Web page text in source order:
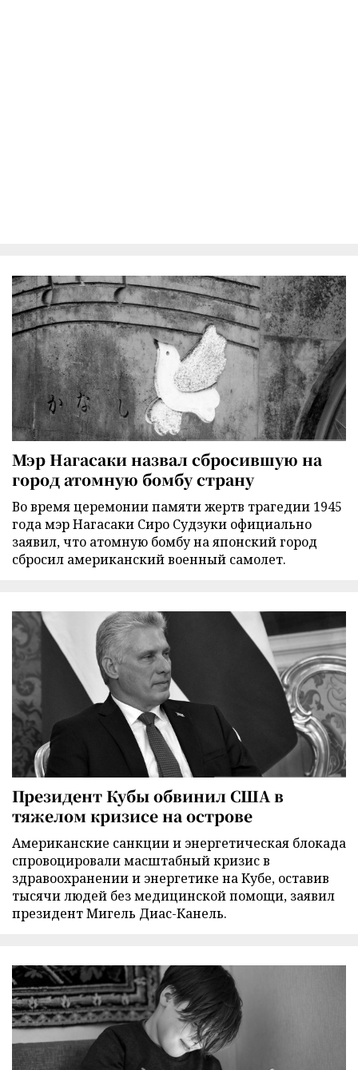
Мэр Нагасаки назвал сбросившую на
город атомную бомбу страну
Во время церемонии памяти жертв трагедии 1945
года мэр Нагасаки Сиро Судзуки официально
заявил, что атомную бомбу на японский город
сбросил американский военный самолет.
Президент Кубы обвинил США в
тяжелом кризисе на острове
Американские санкции и энергетическая блокада
спровоцировали масштабный кризис в
здравоохранении и энергетике на Кубе, оставив
тысячи людей без медицинской помощи, заявил
президент Мигель Диас-Канель.